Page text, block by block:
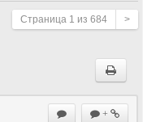
Страница 1 из 684 >
+